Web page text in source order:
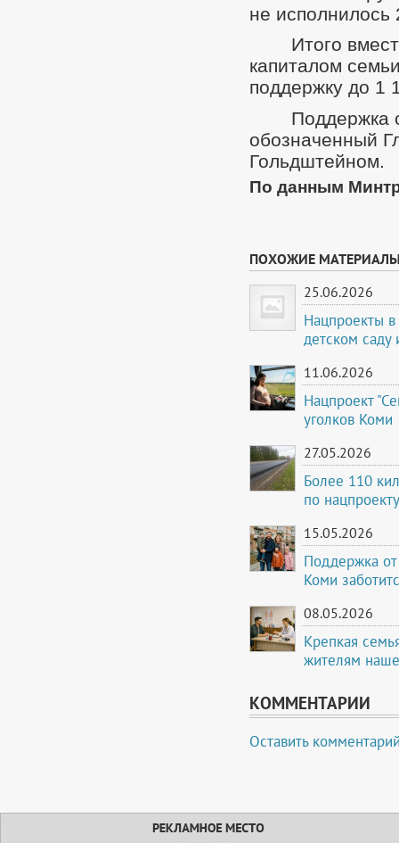
не исполнилось
Итого
капиталом
поддержку до 1
Поддержка
обозначенный
Гольдштейном.
По данным
ПОХОЖИЕ
25.06.2026
Нацпроекты
детском
11.06.2026
Нацпроект
уголков Коми
27.05.2026
Более 110
по
15.05.2026
Поддержка
Коми
08.05.2026
Крепкая
жителям
КОММЕНТАРИИ
Оставить